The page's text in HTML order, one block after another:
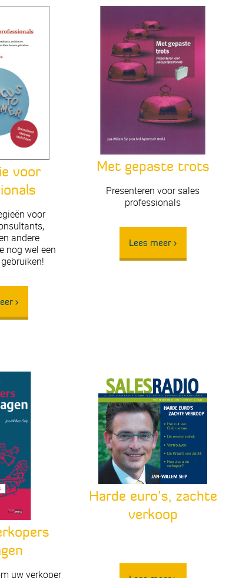
voor
voor
andere
nog wel een
>
Met gepaste trots
Presenteren voor sales
professionals
Lees meer >
uw verkoper
Harde euro’s, zachte
verkoop